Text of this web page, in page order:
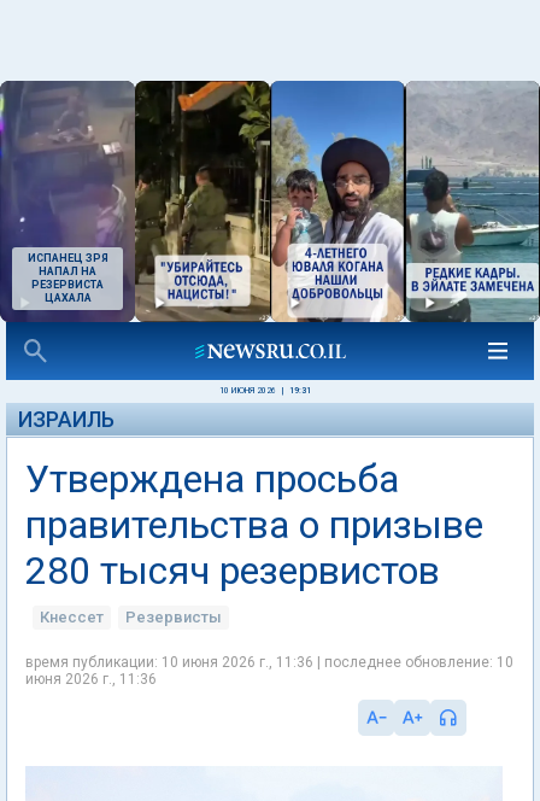
ИСПАНЕЦ ЗРЯ
НАПАЛ НА
РЕЗЕРВИСТА
ЦАХАЛА
10 ИЮНЯ 2026 19:31
ИЗРАИЛЬ
Утверждена просьба
правительства о призыве
280 тысяч резервистов
Кнессет Резервисты
время публикации: 10 июня 2026 г., 11:36 | последнее обновление: 10
июня 2026 г., 11:36